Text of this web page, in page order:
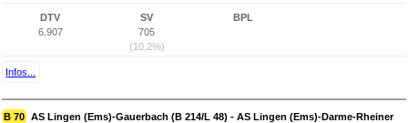
DTV
6.907
SV
705
(10,2%)
BPL
Infos...
B 70 AS Lingen (Ems)-Gauerbach (B 214/L 48) - AS Lingen (Ems)-Darme-Rheiner